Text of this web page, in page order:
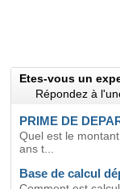
Etes-vous un
Répondez à
PRIME DE
Quel est le
ans t...
Base de calcul